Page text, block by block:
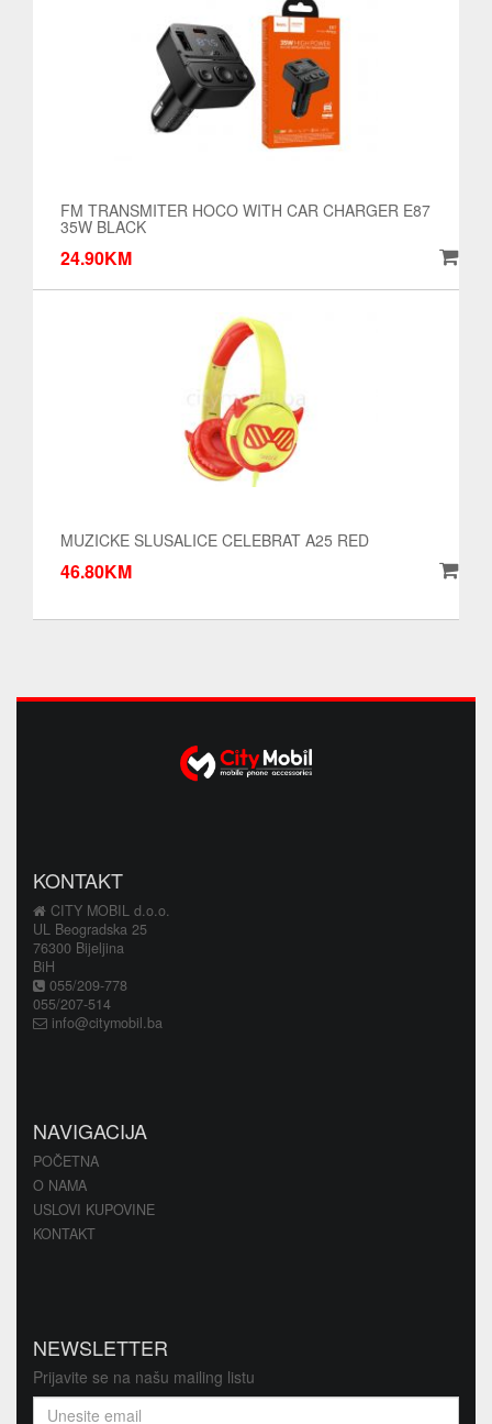
FM TRANSMITER HOCO WITH CAR CHARGER E87
35W BLACK
24.90KM
MUZICKE SLUSALICE CELEBRAT A25 RED
46.80KM
KONTAKT
CITY MOBIL d.o.o.
UL Beogradska 25
76300 Bijeljina
BiH
055/209-778
055/207-514
info@citymobil.ba
NAVIGACIJA
POČETNA
O NAMA
USLOVI KUPOVINE
KONTAKT
NEWSLETTER
Prijavite se na našu mailing listu